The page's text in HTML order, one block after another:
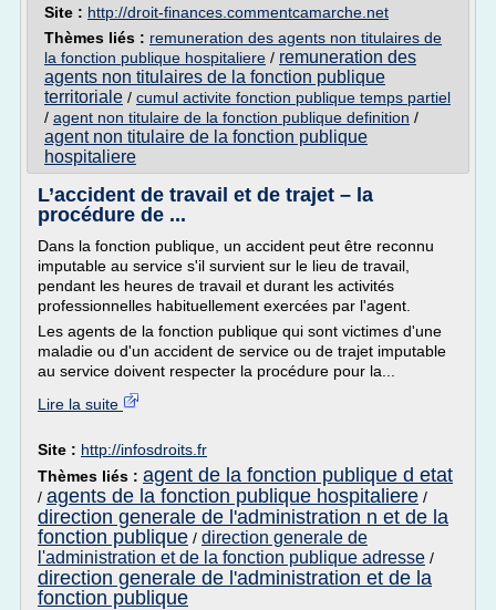
Site : http://droit-finances.commentcamarche.net
Thèmes liés : remuneration des agents non titulaires de
la fonction publique hospitaliere / remuneration des
agents non titulaires de la fonction publique
territoriale / cumul activite fonction publique temps partiel
/ agent non titulaire de la fonction publique definition /
agent non titulaire de la fonction publique
hospitaliere
L’accident de travail et de trajet – la
procédure de ...
Dans la fonction publique, un accident peut être reconnu
imputable au service s'il survient sur le lieu de travail,
pendant les heures de travail et durant les activités
professionnelles habituellement exercées par l'agent.
Les agents de la fonction publique qui sont victimes d'une
maladie ou d'un accident de service ou de trajet imputable
au service doivent respecter la procédure pour la...
Lire la suite
Site : http://infosdroits.fr
Thèmes liés : agent de la fonction publique d etat
/ agents de la fonction publique hospitaliere /
direction generale de l'administration n et de la
fonction publique / direction generale de
l'administration et de la fonction publique adresse /
direction generale de l'administration et de la
fonction publique